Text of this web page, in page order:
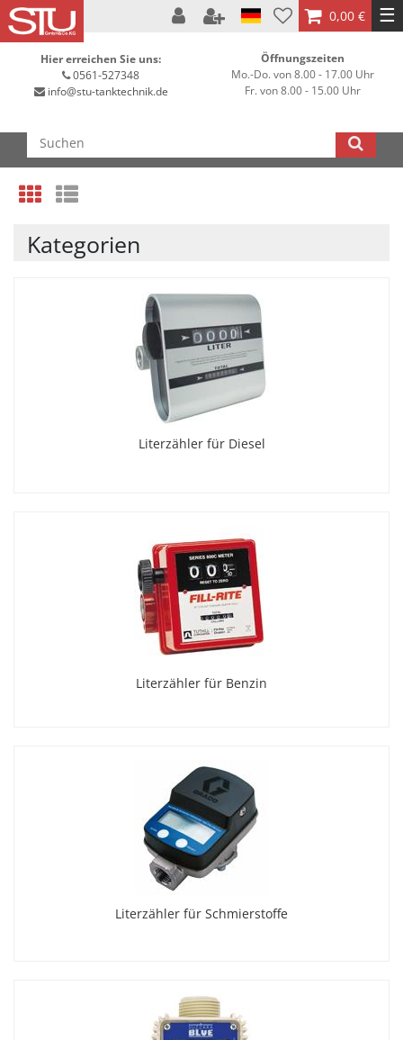
0,00 € ☰
Hier erreichen Sie uns:
0561-527348
info@stu-tanktechnik.de
Öffnungszeiten
Mo.-Do. von 8.00 - 17.00 Uhr
Fr. von 8.00 - 15.00 Uhr
Kategorien
Literzähler für Diesel
Literzähler für Benzin
Literzähler für Schmierstoffe